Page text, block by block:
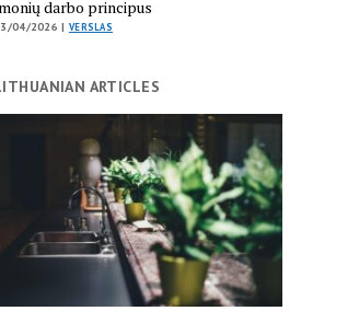
darbo principus
04/2026 | VERSLAS
ARTICLES